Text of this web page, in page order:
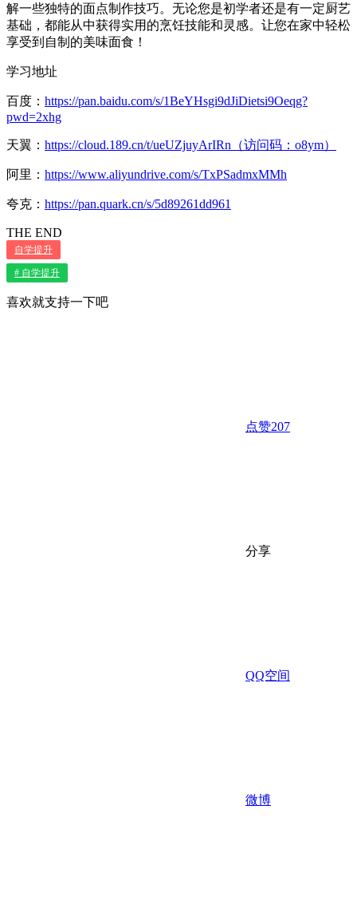
解一些独特的面点制作技巧。无论您是初学者还是有一定厨艺
基础，都能从中获得实用的烹饪技能和灵感。让您在家中轻松
享受到自制的美味面食！
学习地址
百度： https://pan.baidu.com/s/1BeYHsgi9dJiDietsi9Oeqg?
pwd=2xhg
天翼： https://cloud.189.cn/t/ueUZjuyArIRn（访问码：o8ym）
阿里： https://www.aliyundrive.com/s/TxPSadmxMMh
夸克： https://pan.quark.cn/s/5d89261dd961
THE END
自学提升
# 自学提升
喜欢就支持一下吧
点赞207
分享
QQ空间
微博